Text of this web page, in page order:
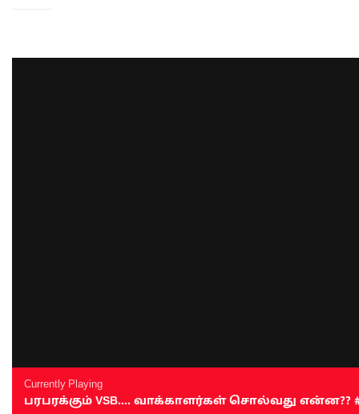
Currently Playing
பரபரக்கும் VSB.... வாக்காளர்கள் சொல்வது என்ன??